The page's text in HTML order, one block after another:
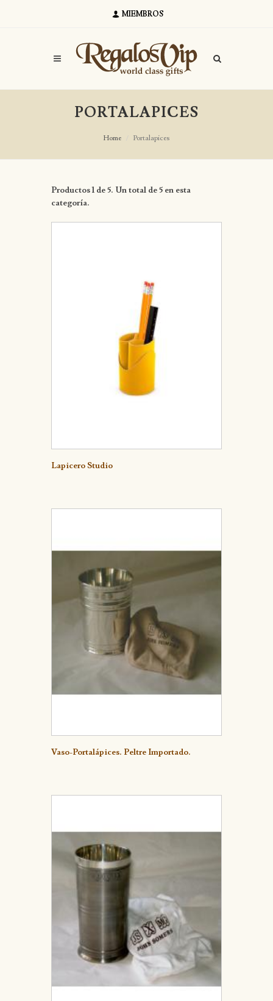
MIEMBROS
PORTALAPICES
Home Portalapices
Productos 1 de 5. Un total de 5 en esta
categoría.
Detalle
Lapicero Studio
Detalle
Vaso-Portalápices. Peltre Importado.